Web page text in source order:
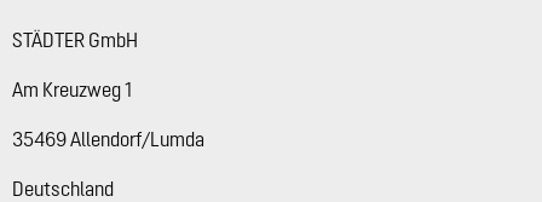
STÄDTER GmbH
Am Kreuzweg 1
35469 Allendorf/Lumda
Deutschland